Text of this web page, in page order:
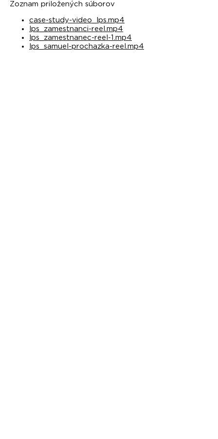
Zoznam priložených súborov
case-study-video_lps.mp4
lps_zamestnanci-reel.mp4
lps_zamestnanec-reel-1.mp4
lps_samuel-prochazka-reel.mp4